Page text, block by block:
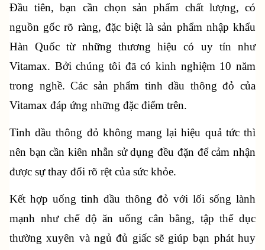
Đầu tiên, bạn cần chọn sản phẩm chất lượng, có
nguồn gốc rõ ràng, đặc biệt là sản phẩm nhập khẩu
Hàn Quốc từ những thương hiệu có uy tín như
Vitamax. Bởi chúng tôi đã có kinh nghiệm 10 năm
trong nghề. Các sản phẩm tinh dầu thông đỏ của
Vitamax đáp ứng những đặc điểm trên.
Tinh dầu thông đỏ không mang lại hiệu quả tức thì
nên bạn cần kiên nhẫn sử dụng đều đặn để cảm nhận
được sự thay đổi rõ rệt của sức khỏe.
Kết hợp uống tinh dầu thông đỏ với lối sống lành
mạnh như chế độ ăn uống cân bằng, tập thể dục
thường xuyên và ngủ đủ giấc sẽ giúp bạn phát huy